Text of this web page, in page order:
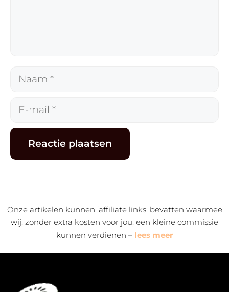
Naam
E-
Onze artikelen kunnen ‘affiliate links’ bevatten waarmee
wij, zonder extra kosten voor jou, een kleine commissie
kunnen verdienen – lees meer